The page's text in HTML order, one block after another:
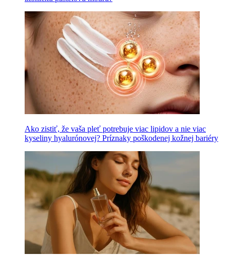
Ako zistiť, že vaša pleť potrebuje viac lipidov a nie viac
kyseliny hyalurónovej? Príznaky poškodenej kožnej bariéry